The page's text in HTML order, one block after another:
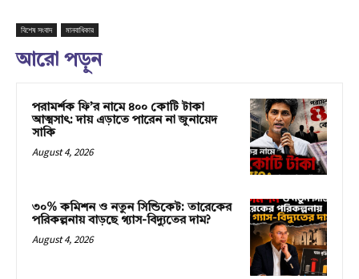
বিশেষ সংবাদ মানবাধিকার
আরো পড়ুন
পরামর্শক ফি’র নামে ৪০০ কোটি টাকা
আত্মসাৎ: দায় এড়াতে পারেন না জুনায়েদ
সাকি
August 4, 2026
৩০% কমিশন ও নতুন সিন্ডিকেট: তারেকের
পরিকল্পনায় বাড়ছে গ্যাস-বিদ্যুতের দাম?
August 4, 2026